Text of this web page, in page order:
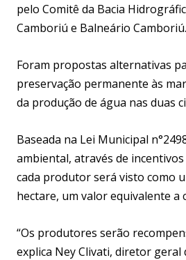
pelo Comitê da Bacia
Camboriú e Balneário Camboriú.
Foram propostas alternativas
preservação permanente às
da produção de água nas duas
Baseada na Lei Municipal
ambiental, através de
cada produtor será visto como
hectare, um valor equivalente a
“Os produtores serão
explica Ney Clivati, diretor geral